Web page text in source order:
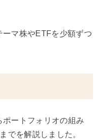
マ株やETFを少額ずつ
ートフォリオの組み
でを解説しました。